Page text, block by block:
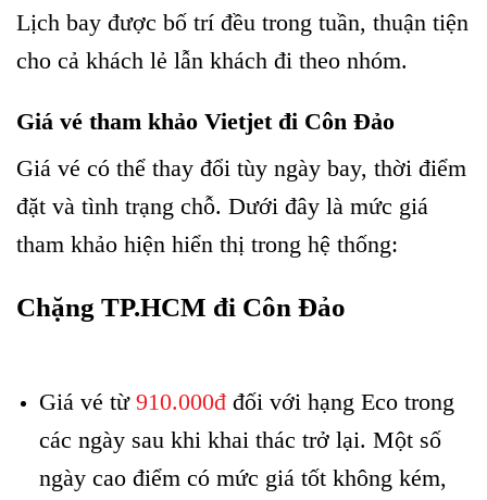
Lịch bay được bố trí đều trong tuần, thuận tiện
cho cả khách lẻ lẫn khách đi theo nhóm.
Giá vé tham khảo Vietjet đi Côn Đảo
Giá vé có thể thay đổi tùy ngày bay, thời điểm
đặt và tình trạng chỗ. Dưới đây là mức giá
tham khảo hiện hiển thị trong hệ thống:
Chặng TP.HCM đi Côn Đảo
Giá vé từ 910.000đđối với hạng Eco trong
các ngày sau khi khai thác trở lại. Một số
ngày cao điểm có mức giá tốt không kém,